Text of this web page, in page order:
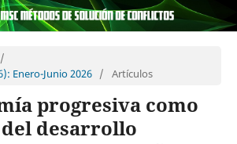
/
Enero-Junio 2026 / Artículos
progresiva como
desarrollo